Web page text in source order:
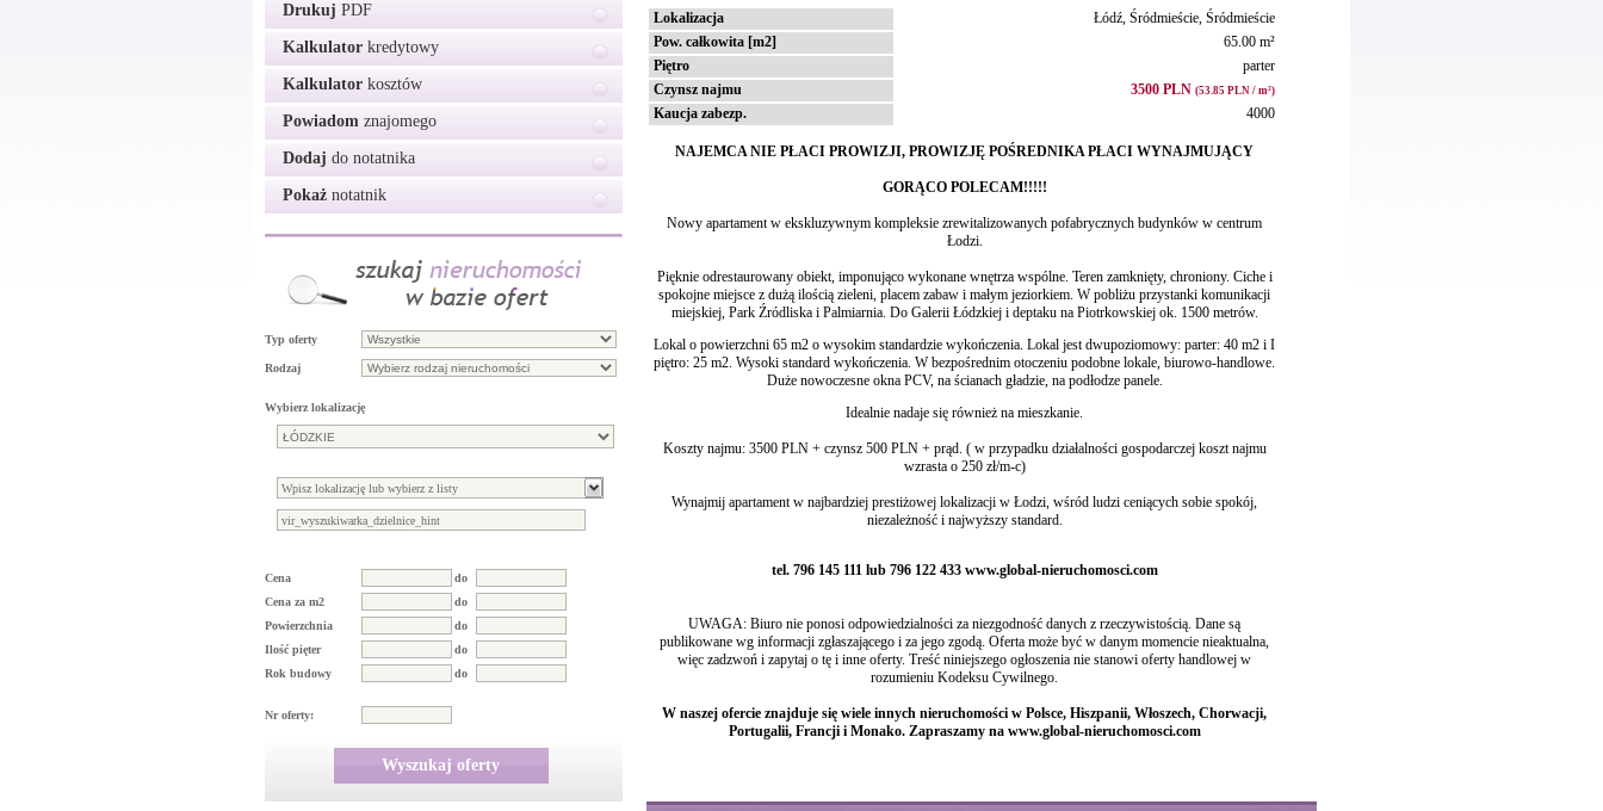
Drukuj PDF
Kalkulator kredytowy
Kalkulator kosztów
Powiadom znajomego
Dodaj do notatnika
Pokaż notatnik
Typ oferty
Rodzaj
Wybierz lokalizację
Cena
do
Cena za m2
do
Powierzchnia
do
Ilość pięter
do
Rok budowy
do
Nr oferty:
Wyszukaj oferty
Lokalizacja
Łódź, Śródmieście, Śródmieście
Pow. całkowita [m2]
65.00 m²
Piętro
parter
Czynsz najmu
3500 PLN (53.85 PLN / m²)
Kaucja zabezp. 4000
NAJEMCA NIE PŁACI PROWIZJI, PROWIZJĘ POŚREDNIKA PŁACI WYNAJMUJĄCY
GORĄCO POLECAM!!!!!
Nowy apartament w ekskluzywnym kompleksie zrewitalizowanych pofabrycznych budynków w centrum
Łodzi.
Pięknie odrestaurowany obiekt, imponująco wykonane wnętrza wspólne. Teren zamknięty, chroniony. Ciche i
spokojne miejsce z dużą ilością zieleni, placem zabaw i małym jeziorkiem. W pobliżu przystanki komunikacji
miejskiej, Park Źródliska i Palmiarnia. Do Galerii Łódzkiej i deptaku na Piotrkowskiej ok. 1500 metrów.
Lokal o powierzchni 65 m2 o wysokim standardzie wykończenia. Lokal jest dwupoziomowy: parter: 40 m2 i I
piętro: 25 m2. Wysoki standard wykończenia. W bezpośrednim otoczeniu podobne lokale, biurowo-handlowe.
Duże nowoczesne okna PCV, na ścianach gładzie, na podłodze panele.
Idealnie nadaje się również na mieszkanie.
Koszty najmu: 3500 PLN + czynsz 500 PLN + prąd. ( w przypadku działalności gospodarczej koszt najmu
wzrasta o 250 zł/m-c)
Wynajmij apartament w najbardziej prestiżowej lokalizacji w Łodzi, wśród ludzi ceniących sobie spokój,
niezależność i najwyższy standard.
tel. 796 145 111 lub 796 122 433 www.global-nieruchomosci.com
UWAGA: Biuro nie ponosi odpowiedzialności za niezgodność danych z rzeczywistością. Dane są
publikowane wg informacji zgłaszającego i za jego zgodą. Oferta może być w danym momencie nieaktualna,
więc zadzwoń i zapytaj o tę i inne oferty. Treść niniejszego ogłoszenia nie stanowi oferty handlowej w
rozumieniu Kodeksu Cywilnego.
W naszej ofercie znajduje się wiele innych nieruchomości w Polsce, Hiszpanii, Włoszech, Chorwacji,
Portugalii, Francji i Monako. Zapraszamy na www.global-nieruchomosci.com